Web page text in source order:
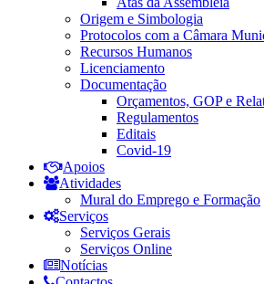
Origem e Simbologia
Protocolos com a Câmara
Recursos Humanos
Licenciamento
Documentação
Orçamentos, GOP e
Regulamentos
Editais
Covid-19
Apoios
Atividades
Mural do Emprego e Formação
Serviços
Serviços Gerais
Serviços Online
Notícias